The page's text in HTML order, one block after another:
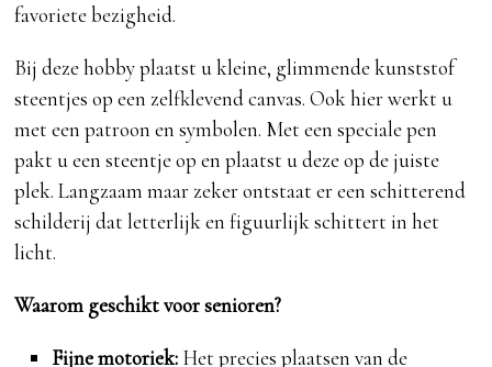
favoriete bezigheid.
Bij deze hobby plaatst u kleine, glimmende kunststof
steentjes op een zelfklevend canvas. Ook hier werkt u
met een patroon en symbolen. Met een speciale pen
pakt u een steentje op en plaatst u deze op de juiste
plek. Langzaam maar zeker ontstaat er een schitterend
schilderij dat letterlijk en figuurlijk schittert in het
licht.
Waarom geschikt voor senioren?
Fijne motoriek:Het precies plaatsen van de